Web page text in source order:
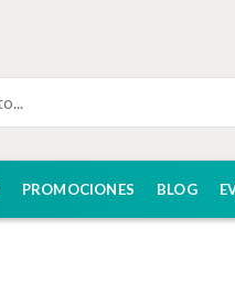
PROMOCIONES BLOG